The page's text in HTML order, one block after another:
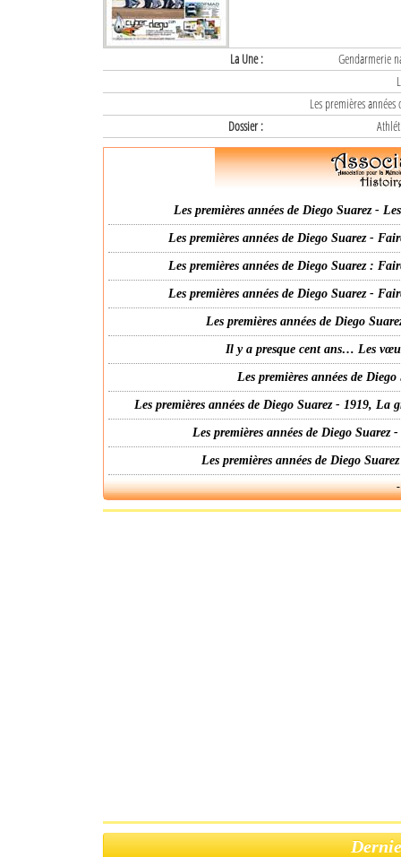
La Une :
Gendarmerie
Les premières
Dossier :
Les premières années de Diego Suarez -
Les premières années de Diego Suarez -
Les premières années de Diego Suarez :
Les premières années de Diego Suarez -
Les premières années de Diego
Il y a presque cent ans… Les
Les premières années de
Les premières années de Diego Suarez - 1919,
Les premières années de Diego
Les premières années de Diego